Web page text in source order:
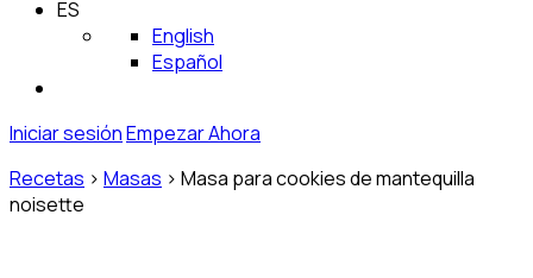
ES
English
Español
Iniciar sesiónEmpezar Ahora
Recetas > Masas > Masa para cookies de mantequilla
noisette